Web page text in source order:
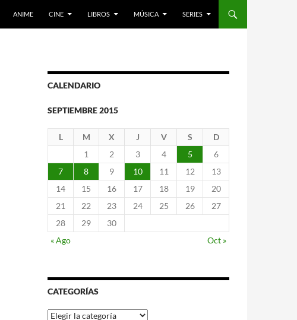
ANIME CINE LIBROS MÚSICA SERIES
CALENDARIO
SEPTIEMBRE 2015
L M X J V S
D
1
2 3 4 5
6
7
8 9 10 11 12
13
14
15 16 17 18 19
20
21
22 23 24 25 26
27
28
29
30
« Ago
Oct »
CATEGORÍAS
Categorías